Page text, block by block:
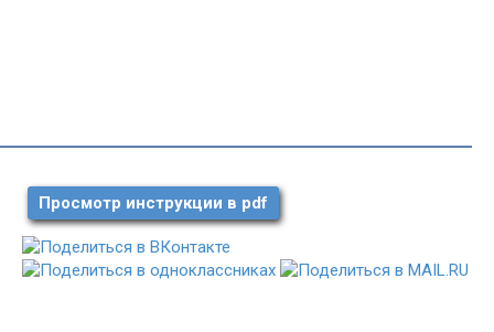
Просмотр инструкции в pdf